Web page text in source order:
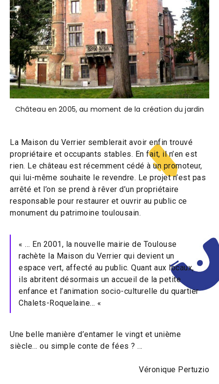
Château en 2005, au moment de la création du jardin
La Maison du Verrier semblerait avoir enfin trouvé
propriétaire et occupants stables. En fait, il n’en est
rien. Le château est récemment cédé à un promoteur,
qui lui-même souhaite le revendre. Le projet n’est pas
arrêté et l’on se prend à rêver d’un propriétaire
responsable pour restaurer et ouvrir au public ce
monument du patrimoine toulousain.
« … En 2001, la nouvelle mairie de Toulouse
rachète la Maison du Verrier qui devient un
espace vert, affecté au public. Quant aux locaux,
ils abritent désormais un accueil de la petite
enfance et l’animation socio-culturelle du quartier
Chalets-Roquelaine… «
Une belle manière d’entamer le vingt et unième
siècle… ou simple conte de fées ? …
Véronique Pertuzio